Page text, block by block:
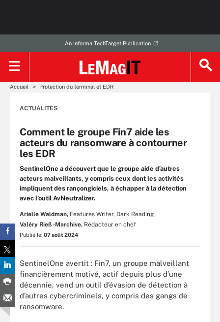
An Informa TechTarget Publication
Accueil Protection du terminal et EDR
ACTUALITES
Comment le groupe Fin7 aide les
acteurs du ransomware à contourner
les EDR
SentinelOne a découvert que le groupe aide d’autres
acteurs malveillants, y compris ceux dont les activités
impliquent des rançongiciels, à échapper à la détection
avec l’outil AvNeutralizer.
Arielle Waldman, Features Writer, Dark Reading
Valéry Rieß-Marchive, Rédacteur en chef
Publié le: 07 août 2024
SentinelOne avertit : Fin7, un groupe malveillant
financièrement motivé, actif depuis plus d’une
décennie, vend un outil d’évasion de détection à
d’autres cybercriminels, y compris des gangs de
ransomware.